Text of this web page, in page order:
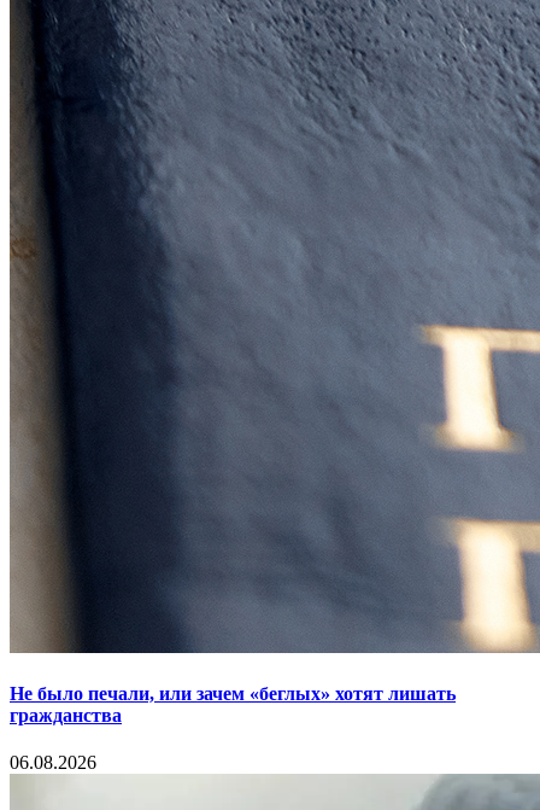
Не было печали, или зачем «беглых» хотят лишать
гражданства
06.08.2026